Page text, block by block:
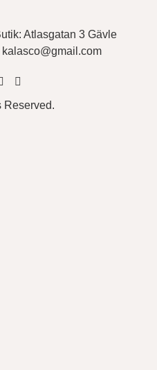
Atlasgatan 3 Gävle
kalasco@gmail.com
Reserved.